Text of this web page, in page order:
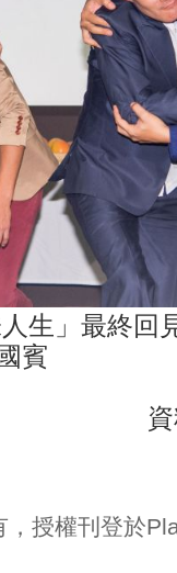
生」最終回
賓
資料/
，授權刊登於